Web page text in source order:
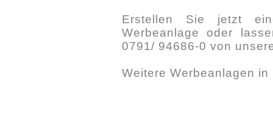
Erstellen Sie jetzt
Werbeanlage oder
0791/ 94686-0 von
Weitere Werbeanlagen in